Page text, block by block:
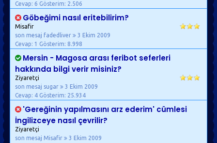
Cevap: 6 Gösterim: 2.506
Göbeğimi nasıl eritebilirim?
Misafir
son mesaj fadedliver
3 Ekim 2009
Cevap: 1 Gösterim: 8.998
Mersin - Magosa arası feribot seferleri
hakkında bilgi verir misiniz?
Ziyaretçi
son mesaj sugar
3 Ekim 2009
Cevap: 4 Gösterim: 25.934
'Gereğinin yapılmasını arz ederim' cümlesi
İngilizceye nasıl çevrilir?
Ziyaretçi
son mesaj Misafir
3 Ekim 2009